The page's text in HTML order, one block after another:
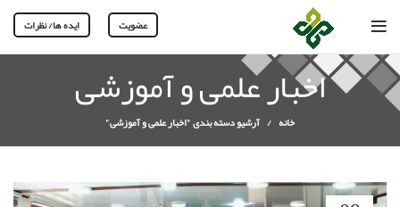
عضویت ایده ها/ نظرات
اخبار علمی و آموزشی
خانه آرشیو دسته بندی "اخبار علمی و آموزشی"